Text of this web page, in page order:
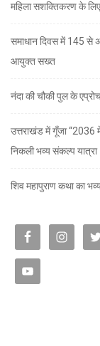
महिला सशक्तिकरण के
समाधान दिवस में 145 से
आयुक्त सख्त
नंदा की चौकी पुल के एप्रोच
उत्तराखंड में गूँजा “2036
निकली भव्य संकल्प यात्रा
शिव महापुराण कथा का